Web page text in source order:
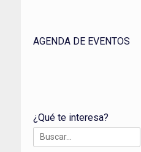
AGENDA DE EVENTOS
¿Qué te interesa?
Buscar: